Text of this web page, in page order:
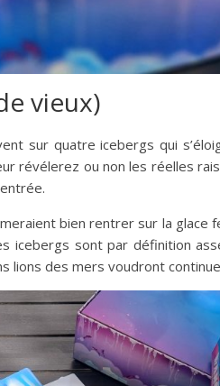
vieux)
sur quatre icebergs qui
révélerez ou non les réelles
bien rentrer sur la
icebergs sont par définition
des mers voudront